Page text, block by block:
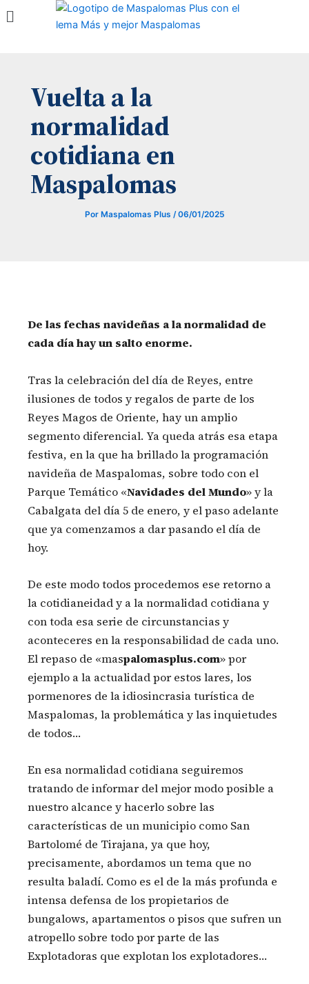
Menú
Vuelta a la
normalidad
cotidiana en
Maspalomas
Por Maspalomas Plus /06/01/2025
De las fechas navideñas a la normalidad de
cada día hay un salto enorme.
Tras la celebración del día de Reyes, entre
ilusiones de todos y regalos de parte de los
Reyes Magos de Oriente, hay un amplio
segmento diferencial. Ya queda atrás esa etapa
festiva, en la que ha brillado la programación
navideña de Maspalomas, sobre todo con el
Parque Temático «Navidades del Mundo» y la
Cabalgata del día 5 de enero, y el paso adelante
que ya comenzamos a dar pasando el día de
hoy.
De este modo todos procedemos ese retorno a
la cotidianeidad y a la normalidad cotidiana y
con toda esa serie de circunstancias y
aconteceres en la responsabilidad de cada uno.
El repaso de «maspalomasplus.com» por
ejemplo a la actualidad por estos lares, los
pormenores de la idiosincrasia turística de
Maspalomas, la problemática y las inquietudes
de todos…
En esa normalidad cotidiana seguiremos
tratando de informar del mejor modo posible a
nuestro alcance y hacerlo sobre las
características de un municipio como San
Bartolomé de Tirajana, ya que hoy,
precisamente, abordamos un tema que no
resulta baladí. Como es el de la más profunda e
intensa defensa de los propietarios de
bungalows, apartamentos o pisos que sufren un
atropello sobre todo por parte de las
Explotadoras que explotan los explotadores…